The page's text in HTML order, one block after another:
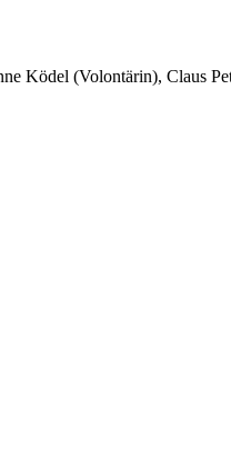
Ködel (Volontärin), Claus